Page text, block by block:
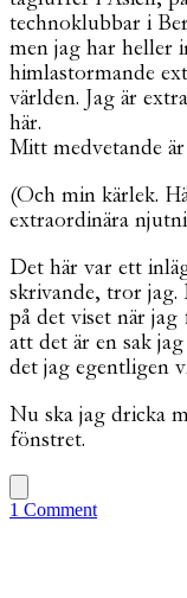
technoklubbar i
men jag har heller
himlastormande
världen. Jag är
här.
Mitt medvetande
(Och min kärlek.
extraordinära
Det här var ett
skrivande, tror
på det viset när
att det är en sak
det jag egentligen
Nu ska jag dricka
fönstret.
1 Comment